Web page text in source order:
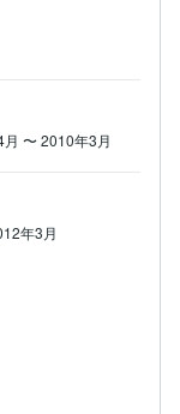
〜 2010年3月
年3月